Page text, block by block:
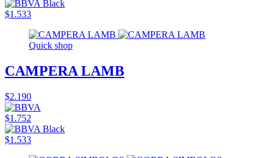
$1.533
Quick shop
CAMPERA LAMB
$2.190
$1.752
$1.533